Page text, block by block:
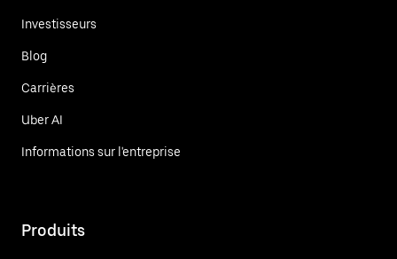
Investisseurs
Blog
Carrières
Uber AI
Informations sur l'entreprise
Produits